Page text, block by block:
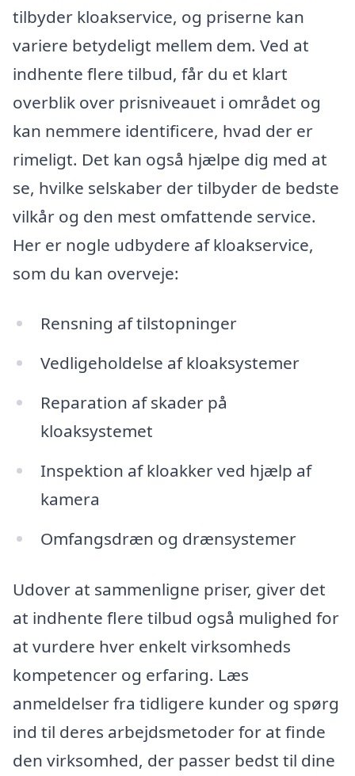
tilbyder kloakservice, og priserne kan
variere betydeligt mellem dem. Ved at
indhente flere tilbud, får du et klart
overblik over prisniveauet i området og
kan nemmere identificere, hvad der er
rimeligt. Det kan også hjælpe dig med at
se, hvilke selskaber der tilbyder de bedste
vilkår og den mest omfattende service.
Her er nogle udbydere af kloakservice,
som du kan overveje:
Rensning af tilstopninger
Vedligeholdelse af kloaksystemer
Reparation af skader på
kloaksystemet
Inspektion af kloakker ved hjælp af
kamera
Omfangsdræn og drænsystemer
Udover at sammenligne priser, giver det
at indhente flere tilbud også mulighed for
at vurdere hver enkelt virksomheds
kompetencer og erfaring. Læs
anmeldelser fra tidligere kunder og spørg
ind til deres arbejdsmetoder for at finde
den virksomhed, der passer bedst til dine